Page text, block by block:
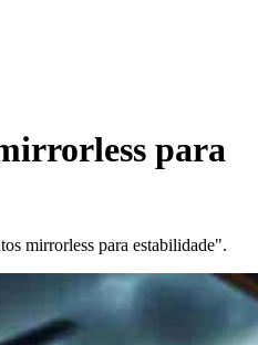
para
mirrorless para estabilidade".